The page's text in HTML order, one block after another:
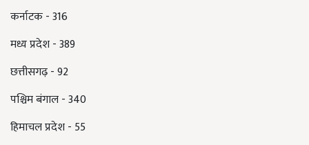
कर्नाटक - 316
मध्य प्रदेश - 389
छत्तीसगढ़ - 92
पश्चिम बंगाल - 340
हिमाचल प्रदेश - 55